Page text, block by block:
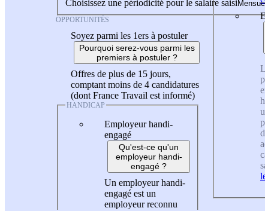
Choisissez une périodicité pour le salaire saisi
OPPORTUNITÉS
Soyez parmi les 1ers à postuler
Pourquoi serez-vous parmi les
premiers à postuler ?
Offres de plus de 15 jours,
comptant moins de 4 candidatures
(dont France Travail est informé)
HANDICAP
Employeur handi-
engagé
Qu'est-ce qu'un
employeur handi-
engagé ?
Un employeur handi-
engagé est un
employeur reconnu